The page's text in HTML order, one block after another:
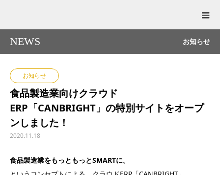
NEWS お知らせ
お知らせ
食品製造業向けクラウド
ERP「CANBRIGHT」の特別サイトをオープ
ンしました！
2020.11.18
食品製造業をもっともっとSMARTに。